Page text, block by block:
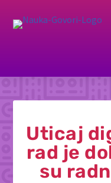
Uticaj
rad je
su